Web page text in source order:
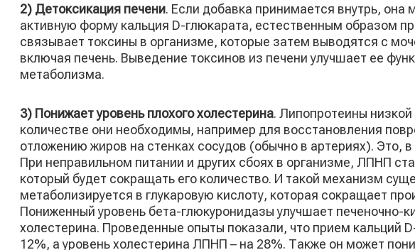
2) Детоксикация печени. Если добавка принимается внутрь, она
активную форму кальция D-глюкарата, естественным образом
связывает токсины в организме, которые затем выводятся с
включая печень. Выведение токсинов из печени улучшает ее
метаболизма.
3) Понижает уровень плохого холестерина. Липопротеины
количестве они необходимы, например для восстановления
отложению жиров на стенках сосудов (обычно в артериях).
При неправильном питании и других сбоях в организме, ЛПНП
который будет сокращать его количество. И такой механизм
метаболизируется в глукаровую кислоту, которая сокращает
Пониженный уровень бета-глюкуронидазы улучшает
холестерина. Проведенные опыты показали, что прием кальций
12%, а уровень холестерина ЛПНП – на 28%. Также он может